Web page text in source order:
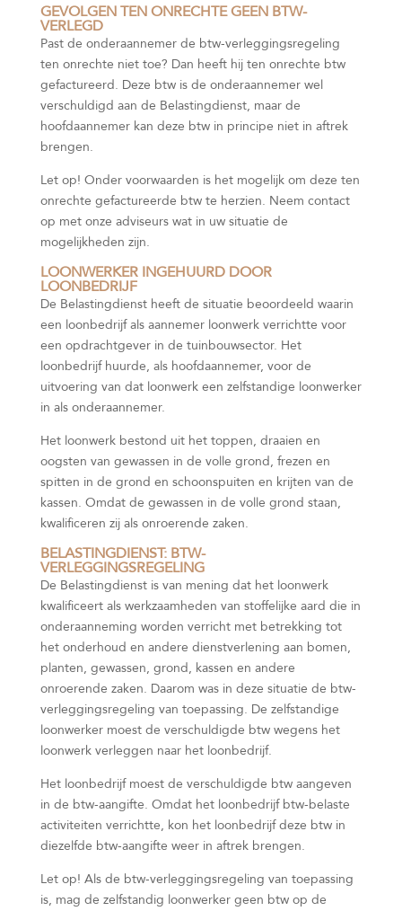
GEVOLGEN TEN ONRECHTE GEEN BTW-
VERLEGD
Past de onderaannemer de btw-verleggingsregeling
ten onrechte niet toe? Dan heeft hij ten onrechte btw
gefactureerd. Deze btw is de onderaannemer wel
verschuldigd aan de Belastingdienst, maar de
hoofdaannemer kan deze btw in principe niet in aftrek
brengen.
Let op! Onder voorwaarden is het mogelijk om deze ten
onrechte gefactureerde btw te herzien. Neem contact
op met onze adviseurs wat in uw situatie de
mogelijkheden zijn.
LOONWERKER INGEHUURD DOOR
LOONBEDRIJF
De Belastingdienst heeft de situatie beoordeeld waarin
een loonbedrijf als aannemer loonwerk verrichtte voor
een opdrachtgever in de tuinbouwsector. Het
loonbedrijf huurde, als hoofdaannemer, voor de
uitvoering van dat loonwerk een zelfstandige loonwerker
in als onderaannemer.
Het loonwerk bestond uit het toppen, draaien en
oogsten van gewassen in de volle grond, frezen en
spitten in de grond en schoonspuiten en krijten van de
kassen. Omdat de gewassen in de volle grond staan,
kwalificeren zij als onroerende zaken.
BELASTINGDIENST: BTW-
VERLEGGINGSREGELING
De Belastingdienst is van mening dat het loonwerk
kwalificeert als werkzaamheden van stoffelijke aard die in
onderaanneming worden verricht met betrekking tot
het onderhoud en andere dienstverlening aan bomen,
planten, gewassen, grond, kassen en andere
onroerende zaken. Daarom was in deze situatie de btw-
verleggingsregeling van toepassing. De zelfstandige
loonwerker moest de verschuldigde btw wegens het
loonwerk verleggen naar het loonbedrijf.
Het loonbedrijf moest de verschuldigde btw aangeven
in de btw-aangifte. Omdat het loonbedrijf btw-belaste
activiteiten verrichtte, kon het loonbedrijf deze btw in
diezelfde btw-aangifte weer in aftrek brengen.
Let op! Als de btw-verleggingsregeling van toepassing
is, mag de zelfstandig loonwerker geen btw op de